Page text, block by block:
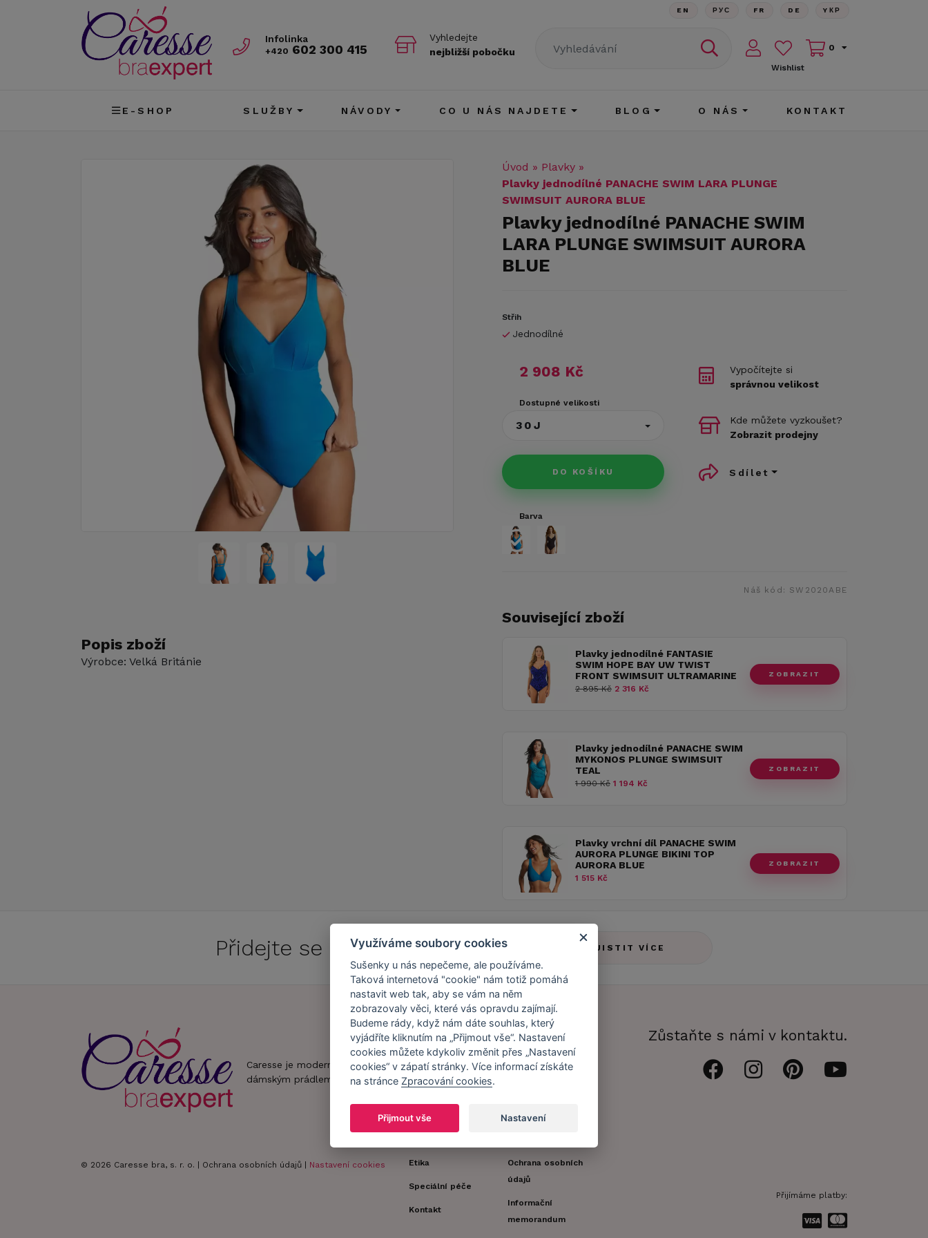
Infolinka
+420 602 300 415
Vyhledejte
nejbližší pobočku
EN РУС FR DE YКР
Wishlist
0
E-SHOP SLUŽBY NÁVODY CO U NÁS NAJDETE BLOG O NÁS KONTAKT
Popis zboží
Výrobce: Velká Británie
Úvod » Plavky »
Plavky jednodílné PANACHE SWIM LARA PLUNGE
SWIMSUIT AURORA BLUE
Plavky jednodílné PANACHE SWIM
LARA PLUNGE SWIMSUIT AURORA
BLUE
Střih
Jednodílné
2 908 Kč
Dostupné velikosti
30J
DO KOŠÍKU
Vypočítejte si
správnou velikost
Kde můžete vyzkoušet?
Zobrazit prodejny
Sdílet
Barva
Náš kód: SW2020ABE
Související zboží
Plavky jednodílné FANTASIE
SWIM HOPE BAY UW TWIST
FRONT SWIMSUIT ULTRAMARINE
2 895 Kč 2 316 Kč
ZOBRAZIT
Plavky jednodílné PANACHE SWIM
MYKONOS PLUNGE SWIMSUIT
TEAL
1 990 Kč 1 194 Kč
ZOBRAZIT
Plavky vrchní díl PANACHE SWIM
AURORA PLUNGE BIKINI TOP
AURORA BLUE
1 515 Kč
ZOBRAZIT
Přidejte se doCaresse Clubu! ZJISTIT VÍCE
Caresse je moderní obchod s
dámským prádlem.
© 2026 Caresse bra, s. r. o. | Ochrana osobních údajů Nastavení cookies
Náš příběh
Náš tým
Caresse v
Naši partneři a
Etika
Speciální péče
Kontakt
Zákaznický účet
Registrace
Obchodní
Ochrana osobních
údajů
Informační
memorandum
Zůstaňte s námi v kontaktu.
Přijímáme platby:
Využíváme soubory cookies
Sušenky u nás nepečeme, ale používáme.
Taková internetová "cookie" nám totiž pomáhá
nastavit web tak, aby se vám na něm
zobrazovaly věci, které vás opravdu zajímají.
Budeme rády, když nám dáte souhlas, který
vyjádříte kliknutím na „Přijmout vše“. Nastavení
cookies můžete kdykoliv změnit přes „Nastavení
cookies“ v zápatí stránky. Více informací získáte
na stránce Zpracování cookies.
Přijmout vše Nastavení